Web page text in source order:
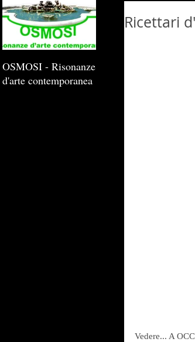
Ricettari
Vedere... A
OSMOSI - Risonanze
d'arte contemporanea